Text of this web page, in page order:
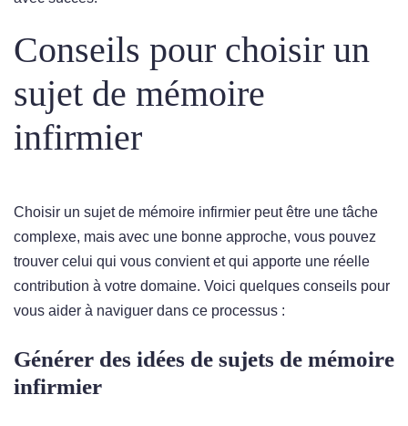
Conseils pour choisir un
sujet de mémoire
infirmier
Choisir un sujet de mémoire infirmier peut être une tâche
complexe, mais avec une bonne approche, vous pouvez
trouver celui qui vous convient et qui apporte une réelle
contribution à votre domaine. Voici quelques conseils pour
vous aider à naviguer dans ce processus :
Générer des idées de sujets de mémoire
infirmier